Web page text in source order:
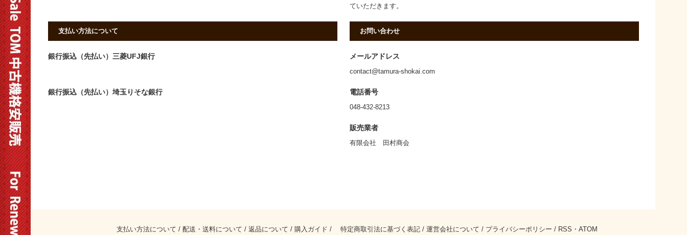
ていただきます。
支払い方法について
銀行振込（先払い）三菱UFJ銀行
銀行振込（先払い）埼玉りそな銀行
お問い合わせ
メールアドレス
contact@tamura-shokai.com
電話番号
048-432-8213
販売業者
有限会社 田村商会
支払い方法について / 配送・送料について / 返品について / 購入ガイド / 特定商取引法に基づく表記/ 運営会社について / プライバシーポリシー / RSS ・ ATOM